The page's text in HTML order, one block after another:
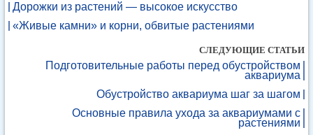
Дорожки из растений — высокое искусство
«Живые камни» и корни, обвитые растениями
СЛЕДУЮЩИЕ СТАТЬИ
Подготовительные работы перед обустройством
аквариума
Обустройство аквариума шаг за шагом
Основные правила ухода за аквариумами с
растениями